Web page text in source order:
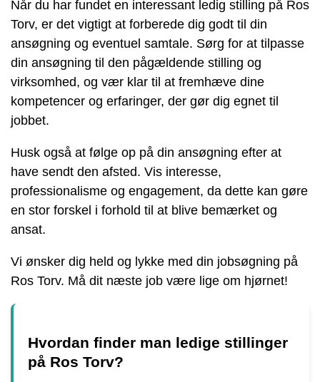
Når du har fundet en interessant ledig stilling på Ros
Torv, er det vigtigt at forberede dig godt til din
ansøgning og eventuel samtale. Sørg for at tilpasse
din ansøgning til den pågældende stilling og
virksomhed, og vær klar til at fremhæve dine
kompetencer og erfaringer, der gør dig egnet til
jobbet.
Husk også at følge op på din ansøgning efter at
have sendt den afsted. Vis interesse,
professionalisme og engagement, da dette kan gøre
en stor forskel i forhold til at blive bemærket og
ansat.
Vi ønsker dig held og lykke med din jobsøgning på
Ros Torv. Må dit næste job være lige om hjørnet!
Hvordan finder man ledige stillinger
på Ros Torv?